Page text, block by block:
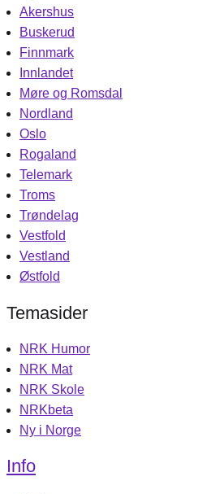
Akershus
Buskerud
Finnmark
Innlandet
Møre og Romsdal
Nordland
Oslo
Rogaland
Telemark
Troms
Trøndelag
Vestfold
Vestland
Østfold
Temasider
NRK Humor
NRK Mat
NRK Skole
NRKbeta
Ny i Norge
Info